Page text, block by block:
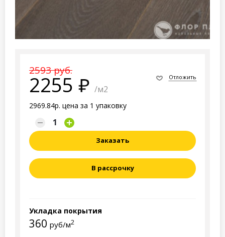
2593 руб.
2255 /м2
2969.84р. цена за 1 упаковку
Отложить
Заказать
В рассрочку
Укладка покрытия
360 руб/м2